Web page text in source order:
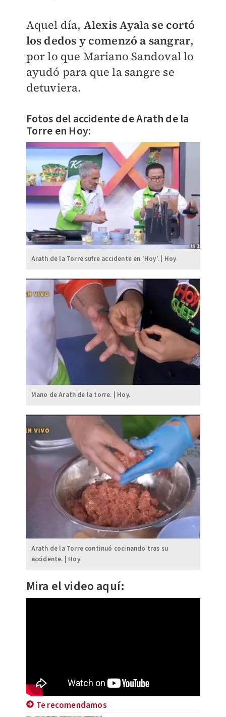
Aquel día, Alexis Ayala se cortó
los dedos y comenzó a sangrar,
por lo que Mariano Sandoval lo
ayudó para que la sangre se
detuviera.
Fotos del accidente de Arath de la
Torre en Hoy:
Arath de la Torre sufre accidente en 'Hoy'. | Hoy
Mano de Arath de la torre. | Hoy.
Arath de la Torre continuó cocinando tras su
accidente. | Hoy
Mira el video aquí:
Te recomendamos